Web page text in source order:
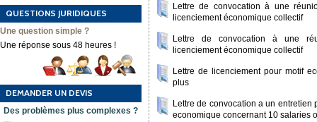
QUESTIONS JURIDIQUES
Une question simple ?
Une réponse sous 48 heures !
DEMANDER UN DEVIS
Des problèmes plus complexes ?
Lettre de convocation à une
licenciement économique collectif
Lettre de convocation à une
licenciement économique collectif
Lettre de licenciement pour motif
plus
Lettre de convocation a un
economique concernant 10 salaries